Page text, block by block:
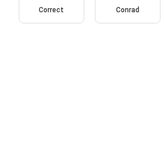
Correct Conrad